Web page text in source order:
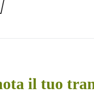
il tuo